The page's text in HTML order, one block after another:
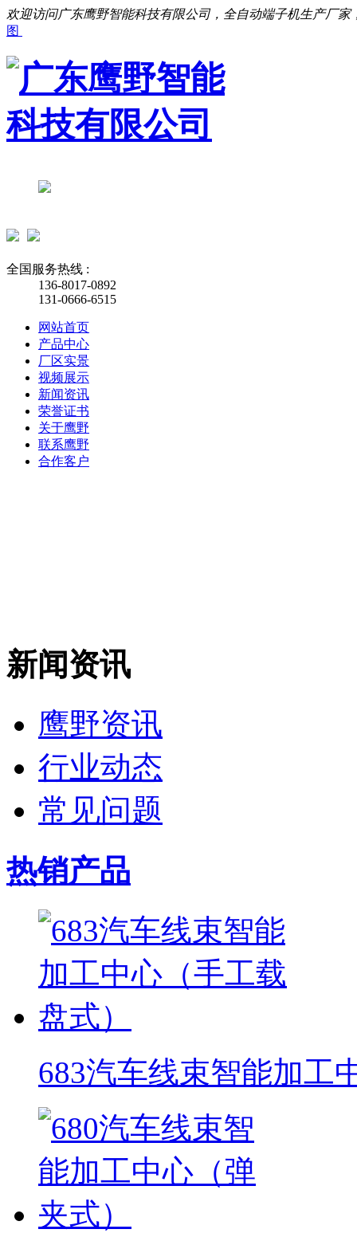
欢迎访问广东鹰野智能科技有限公司，全自动端子机生产厂家
图
全国服务热线 :
136-8017-0892
131-0666-6515
网站首页
产品中心
厂区实景
视频展示
新闻资讯
荣誉证书
关于鹰野
联系鹰野
合作客户
新闻资讯
鹰野资讯
行业动态
常见问题
热销产品
683汽车线束智能加工